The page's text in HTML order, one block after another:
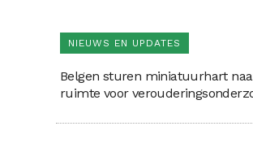
NIEUWS EN UPDATES
Belgen sturen miniatuurhart
ruimte voor